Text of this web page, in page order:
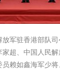
军驻香港部
超、中国人
赖如鑫海军少